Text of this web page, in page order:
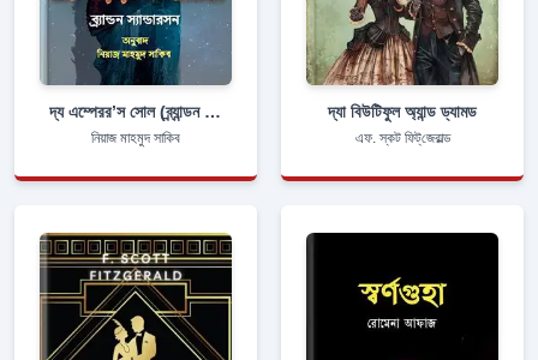
দ্য এম্পেরর’স সোল (ব্র্যান্ডন স্যান্ডারসন)
নিয়াজ মাহমুদ সাকিব
দ্যা বিউটিফুল অ্যান্ড ড্যামড
এফ. স্কট ফিট্‌জেরাল্ড